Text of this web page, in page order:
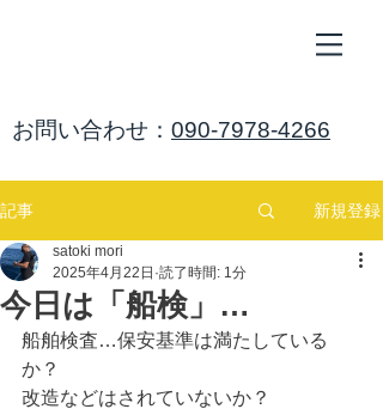
​お問い合わせ： 090-7978-4266
記事 新規登録
今日は「船検」…
satoki mori
2025年4月22日 読了時間: 1分
船舶検査…保安基準は満たしている
か？
改造などはされていないか？